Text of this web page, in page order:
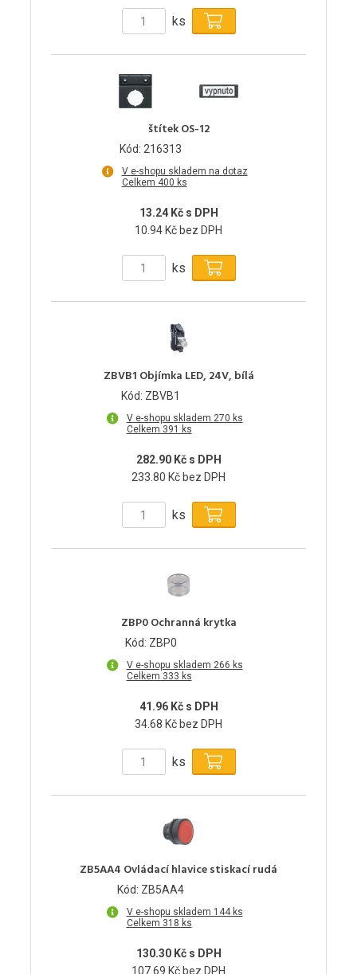
ks
štítek OS-12
Kód: 216313
V e-shopu skladem na dotaz
Celkem 400 ks
13.24 Kč s DPH
10.94 Kč bez DPH
ks
ZBVB1 Objímka LED, 24V, bílá
Kód: ZBVB1
V e-shopu skladem 270 ks
Celkem 391 ks
282.90 Kč s DPH
233.80 Kč bez DPH
ks
ZBP0 Ochranná krytka
Kód: ZBP0
V e-shopu skladem 266 ks
Celkem 333 ks
41.96 Kč s DPH
34.68 Kč bez DPH
ks
ZB5AA4 Ovládací hlavice stiskací rudá
Kód: ZB5AA4
V e-shopu skladem 144 ks
Celkem 318 ks
130.30 Kč s DPH
107.69 Kč bez DPH